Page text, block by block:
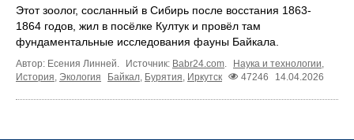
Этот зоолог, сосланный в Сибирь после восстания 1863-
1864 годов, жил в посёлке Култук и провёл там
фундаментальные исследования фауны Байкала.
Автор: Есения Линней. Источник: Babr24.com. Наука и технологии,
История, Экология Байкал, Бурятия, Иркутск 47246 14.04.2026